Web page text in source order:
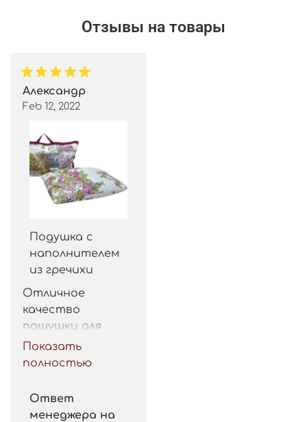
Отзывы на товары
Александр
Feb 12, 2022
Подушка с
наполнителем
из гречихи
Отличное
качество
пошушки для
такой цены.
Рекомендую.
Показать
полностью
Ответ
менеджера на